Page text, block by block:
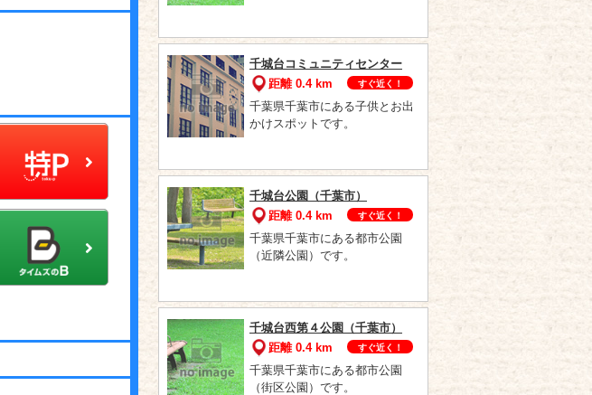
千城台コミュニティセンター
距離 0.4 km
すぐ近く！
千葉県千葉市にある子供とお出
かけスポットです。
千城台公園（千葉市）
距離 0.4 km
すぐ近く！
千葉県千葉市にある都市公園
（近隣公園）です。
千城台西第４公園（千葉市）
距離 0.4 km
すぐ近く！
千葉県千葉市にある都市公園
（街区公園）です。